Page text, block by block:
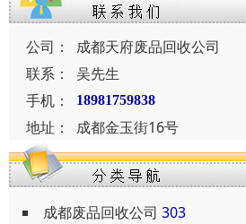
公司：
成都天府废品回收公司
联系：
吴先生
手机：
18981759838
地址： 成都金玉街16号
成都废品回收公司 303